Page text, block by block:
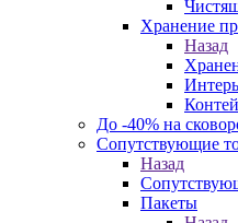
Хранение
Назад
До -40% на
Сопутствующие
Назад
Пакеты